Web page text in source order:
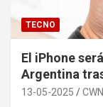
TECNO
El iPhone
Argentina
13-05-2025 CWN